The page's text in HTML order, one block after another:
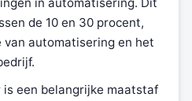
in automatisering. Dit
de 10 en 30 procent,
automatisering en het
een belangrijke maatstaf